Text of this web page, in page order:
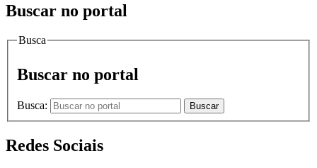
Buscar no portal
Busca
Buscar no portal
Busca: Buscar
Redes Sociais